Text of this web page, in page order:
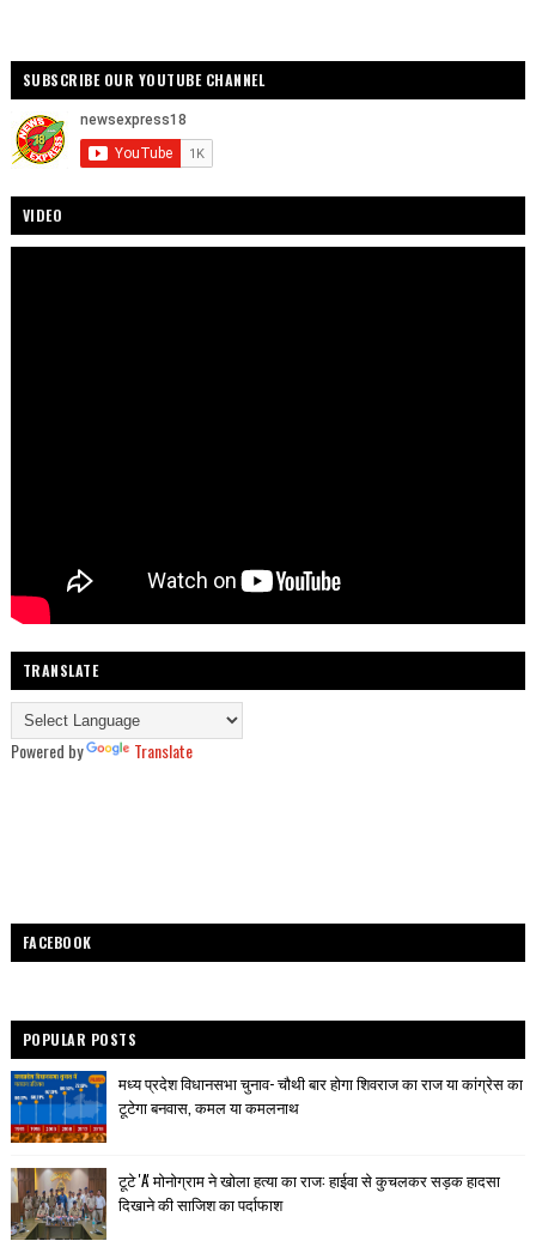
SUBSCRIBE OUR YOUTUBE CHANNEL
VIDEO
TRANSLATE
Powered by Translate
FACEBOOK
POPULAR POSTS
मध्य प्रदेश विधानसभा चुनाव- चौथी बार होगा शिवराज का राज या कांग्रेस का
टूटेगा बनवास, कमल या कमलनाथ
टूटे 'A' मोनोग्राम ने खोला हत्या का राज: हाईवा से कुचलकर सड़क हादसा
दिखाने की साजिश का पर्दाफाश